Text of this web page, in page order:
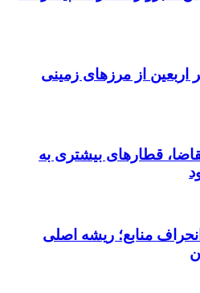
زائر اربعین از مرزهای زمینی
قطارهای بیشتری به
منابع؛ ریشه اصلی